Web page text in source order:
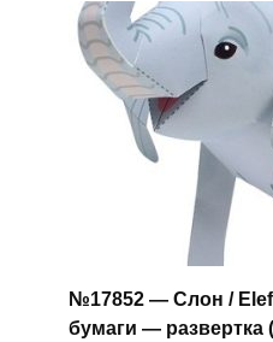
№17852 — Слон /
бумаги — развертка